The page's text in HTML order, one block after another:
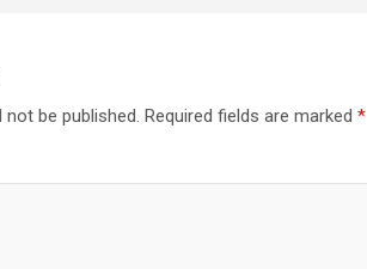
be published. Required fields are marked *